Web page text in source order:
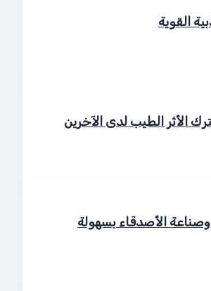
القوية
الأثر الطيب لدى الآخرين
الأصدقاء بسهولة